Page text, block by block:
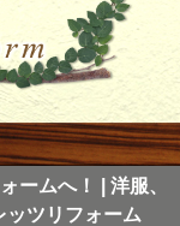
ームへ！ | 洋服、
ッツリフォーム